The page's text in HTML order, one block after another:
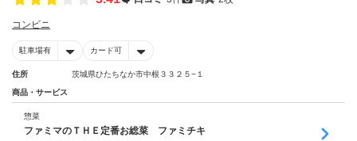
コンビニ
駐車場有 カード可
住所 茨城県ひたちなか市中根３３２５−１
商品・サービス
惣菜
ファミマのＴＨＥ定番お総菜 ファミチキ